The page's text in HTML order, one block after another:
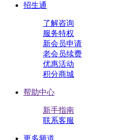
招生通
了解咨询
服务特权
新会员申请
老会员续费
优惠活动
积分商城
帮助中心
新手指南
联系客服
更多频道